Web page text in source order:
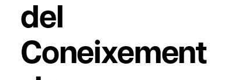
del
Coneixement